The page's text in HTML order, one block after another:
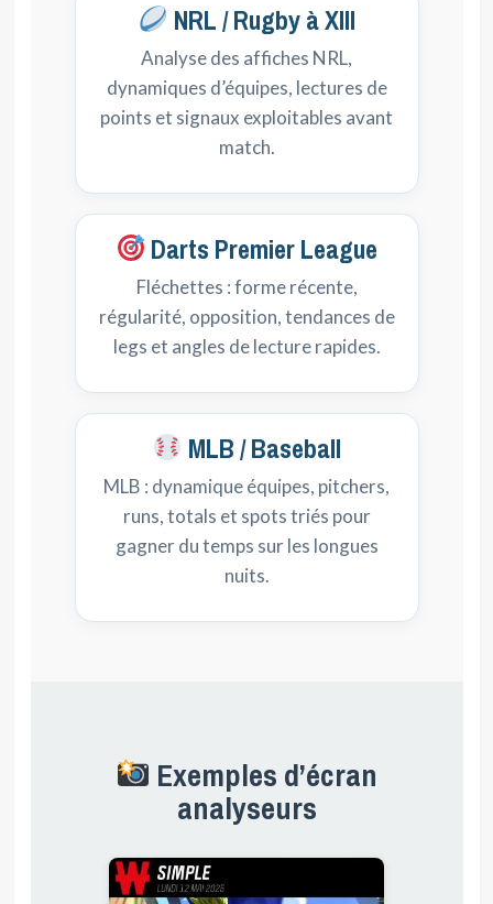
NRL / Rugby à XIII
Analyse des affiches NRL,
dynamiques d’équipes, lectures de
points et signaux exploitables avant
match.
Darts Premier League
Fléchettes : forme récente,
régularité, opposition, tendances de
legs et angles de lecture rapides.
MLB / Baseball
MLB : dynamique équipes, pitchers,
runs, totals et spots triés pour
gagner du temps sur les longues
nuits.
Exemples d’écran
analyseurs